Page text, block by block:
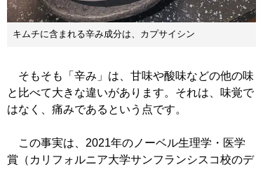
キムチに含まれる辛み成分は、カプサイシン
そもそも「辛み」は、甘味や酸味などの他の味
と比べて大きな違いがあります。それは、味覚で
はなく、痛みであるという点です。
この事実は、2021年のノーベル生理学・医学
賞（カリフォルニア大学サンフランシスコ校のデ